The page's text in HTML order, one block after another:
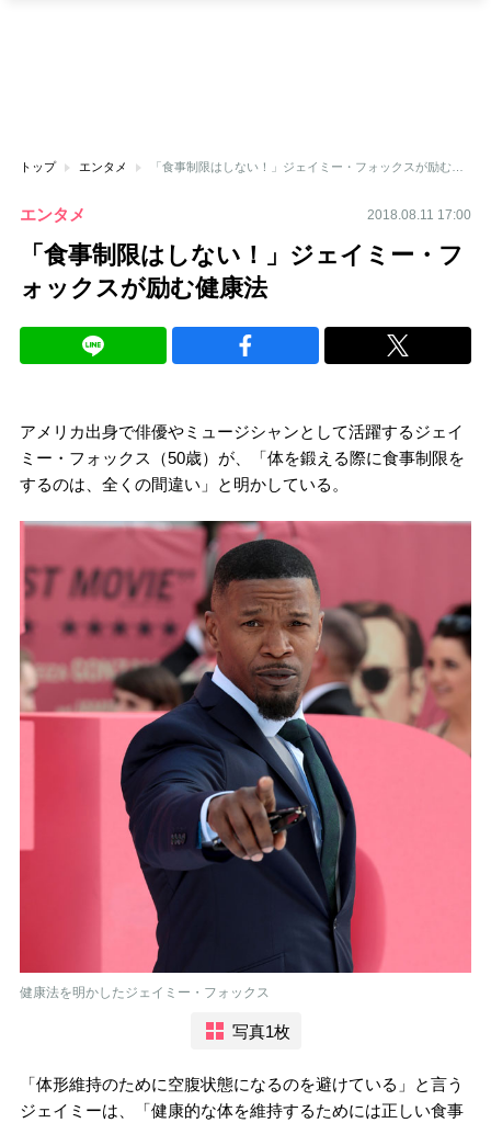
トップ エンタメ
エンタメ 2018.08.11 17:00
「食事制限はしない！」ジェイミー・フ
ォックスが励む健康法
アメリカ出身で俳優やミュージシャンとして活躍するジェイ
ミー・フォックス（50歳）が、「体を鍛える際に食事制限を
するのは、全くの間違い」と明かしている。
健康法を明かしたジェイミー・フォックス
写真1枚
「体形維持のために空腹状態になるのを避けている」と言う
ジェイミーは、「健康的な体を維持するためには正しい食事